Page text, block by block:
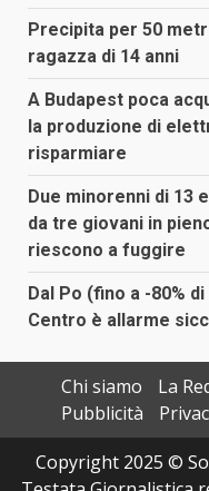
Precipita per 50
ragazza di 14 anni
A Budapest poca
la produzione di
risparmiare
Due minorenni di 13
da tre giovani in
riescono a fuggire
Dal Po (fino a -80%
Centro è allarme
Chi siamo
La
Pubblicità
Copyright 2025 ©